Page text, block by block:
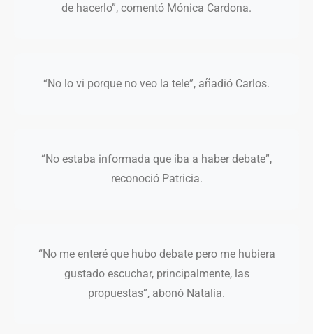
de hacerlo”, comentó Mónica Cardona.
“No lo vi porque no veo la tele”, añadió Carlos.
“No estaba informada que iba a haber debate”,
reconoció Patricia.
“No me enteré que hubo debate pero me hubiera
gustado escuchar, principalmente, las
propuestas”, abonó Natalia.